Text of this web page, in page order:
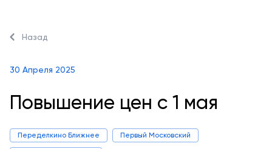
Назад
30 Апреля 2025
Повышение цен с 1 мая
Переделкино Ближнее Первый Московский